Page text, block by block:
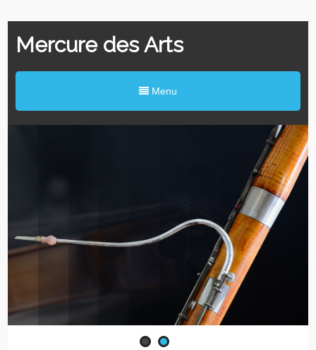
Mercure des Arts
Menu
メルキュール・デ